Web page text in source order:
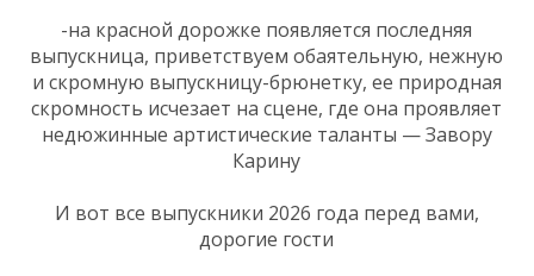
-на красной дорожке появляется последняя
выпускница, приветствуем обаятельную, нежную
и скромную выпускницу-брюнетку, ее природная
скромность исчезает на сцене, где она проявляет
недюжинные артистические таланты — Завору
Карину
И вот все выпускники 2026 года перед вами,
дорогие гости